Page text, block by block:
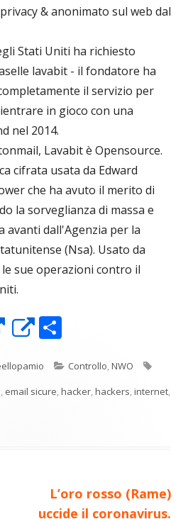
& anonimato sul web dal
Stati Uniti ha richiesto
lavabit - il fondatore ha
il servizio per
in gioco con una
nel 2014.
Lavabit è Opensource.
cifrata usata da Edward
che ha avuto il merito di
la sorveglianza di massa e
avanti dall'Agenzia per la
(Nsa). Usato da
sue operazioni contro il
Apre
una
nuova
Apre
una
nuova
n
di
Categorie
Controllo,NWO
, email sicure,hacker,hackers,internet,
Nuovo
articolo:
L’oro rosso (Rame)
uccide il coronavirus.